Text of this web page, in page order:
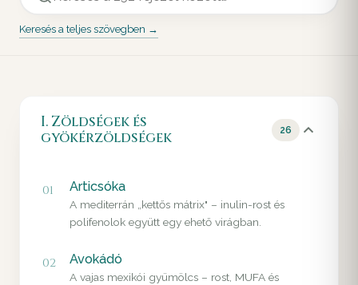
Keresés a teljes szövegben →
I. Zöldségek és
gyökérzöldségek
26
01 Articsóka
A mediterrán „kettős mátrix" – inulin-rost és
polifenolok együtt egy ehető virágban.
02 Avokádó
A vajas mexikói gyümölcs – rost, MUFA és